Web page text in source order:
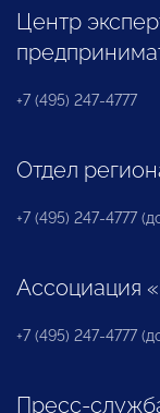
Центр
+7 (495) 247-4777
Отдел
+7 (495) 247-4777
Ассоциация
+7 (495) 247-4777
Пресс-